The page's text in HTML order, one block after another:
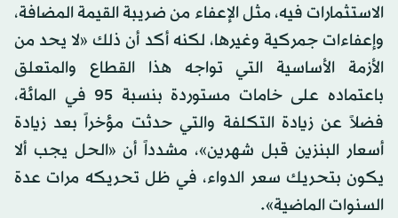
الاستثمارات فيه، مثل الإعفاء من ضريبة القيمة المضافة،
وإعفاءات جمركية وغيرها، لكنه أكد أن ذلك «لا يحد من
الأزمة الأساسية التي تواجه هذا القطاع والمتعلق
باعتماده على خامات مستوردة بنسبة 95 في المائة،
فضلاً عن زيادة التكلفة والتي حدثت مؤخراً بعد زيادة
أسعار البنزين قبل شهرين»، مشدداً أن «الحل يجب ألا
يكون بتحريك سعر الدواء، في ظل تحريكه مرات عدة
السنوات الماضية».